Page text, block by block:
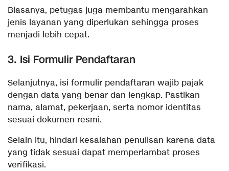
Biasanya, petugas juga membantu mengarahkan
jenis layanan yang diperlukan sehingga proses
menjadi lebih cepat.
3. Isi Formulir Pendaftaran
Selanjutnya, isi formulir pendaftaran wajib pajak
dengan data yang benar dan lengkap. Pastikan
nama, alamat, pekerjaan, serta nomor identitas
sesuai dokumen resmi.
Selain itu, hindari kesalahan penulisan karena data
yang tidak sesuai dapat memperlambat proses
verifikasi.